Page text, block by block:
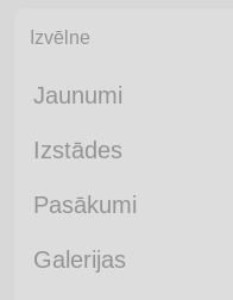
Izvēlne
Jaunumi
Izstādes
Pasākumi
Galerijas